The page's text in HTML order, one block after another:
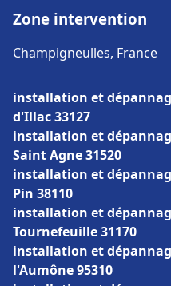
Zone intervention
Champigneulles, France
installation et
d'Illac 33127
installation et
Saint Agne 31520
installation et
Pin 38110
installation et
Tournefeuille 31170
installation et
l'Aumône 95310